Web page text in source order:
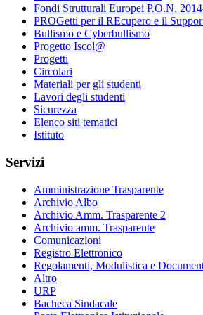
Fondi Strutturali Europei P.O.N.
PROGetti per il REcupero e il
Bullismo e Cyberbullismo
Progetto Iscol@
Progetti
Circolari
Materiali per gli studenti
Lavori degli studenti
Sicurezza
Elenco siti tematici
Istituto
Servizi
Amministrazione Trasparente
Archivio Albo
Archivio Amm. Trasparente 2
Archivio amm. Trasparente
Comunicazioni
Registro Elettronico
Regolamenti, Modulistica e
Altro
URP
Bacheca Sindacale